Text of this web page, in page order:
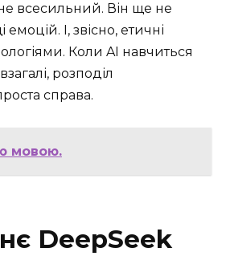
всесильний. Він ще не
І, звісно, етичні
Коли AI навчиться
розподіл
справа.
мовою.
DeepSeek